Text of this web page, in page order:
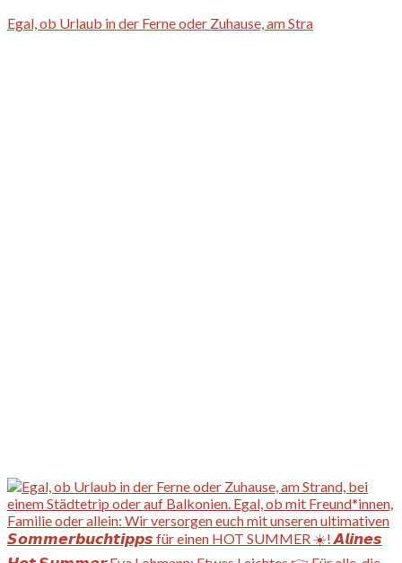
Egal, ob Urlaub in der Ferne oder Zuhause, am Stra